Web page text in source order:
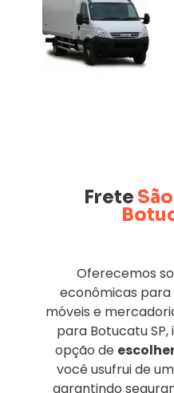
Frete
Oferecemos
econômicas
móveis e
para Botucatu SP,
opção de
você usufrui de
garantindo